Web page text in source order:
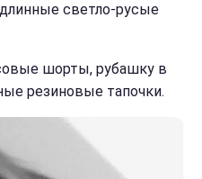
светло-русые
шорты, рубашку в
резиновые тапочки.